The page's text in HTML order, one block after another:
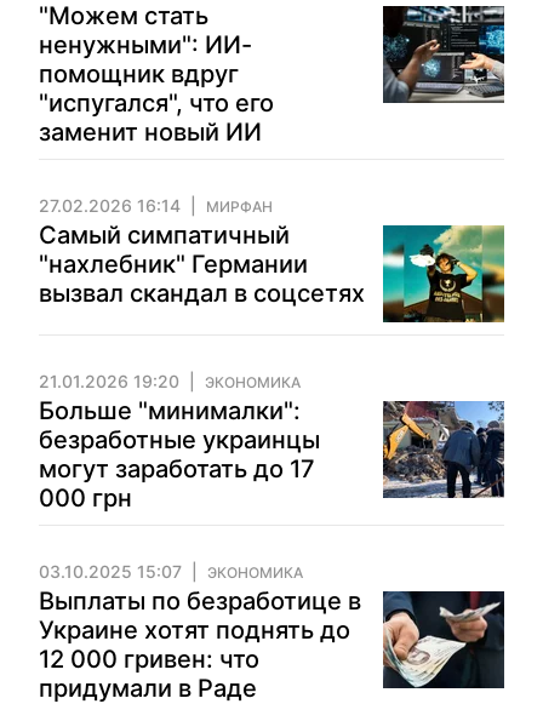
"Можем стать
ненужными": ИИ-
помощник вдруг
"испугался", что его
заменит новый ИИ
27.02.2026 16:14 МИРФАН
Самый симпатичный
"нахлебник" Германии
вызвал скандал в соцсетях
21.01.2026 19:20 ЭКОНОМИКА
Больше "минималки":
безработные украинцы
могут заработать до 17
000 грн
03.10.2025 15:07 ЭКОНОМИКА
Выплаты по безработице в
Украине хотят поднять до
12 000 гривен: что
придумали в Раде